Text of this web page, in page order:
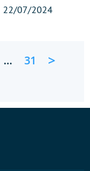
22/07/2024
… 31 >